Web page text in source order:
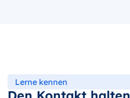
Lerne kennen